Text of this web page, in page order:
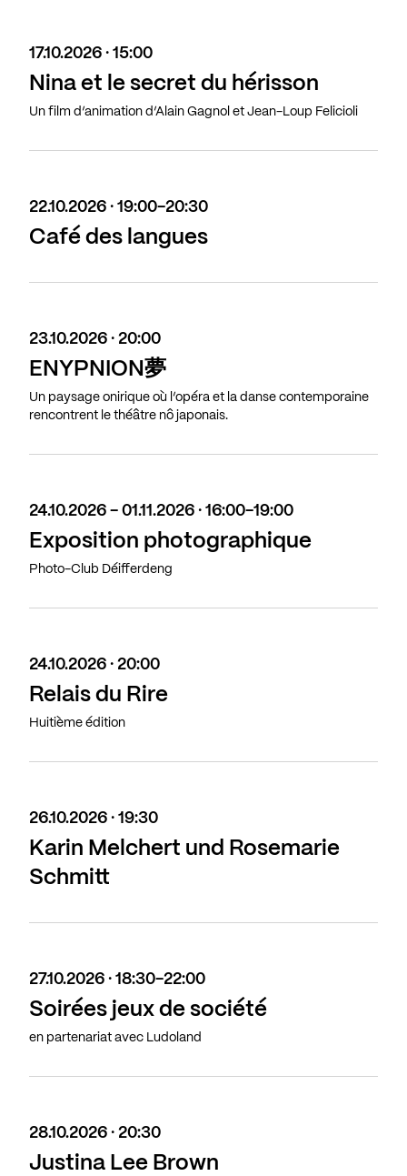
17.10.2026 · 15:00
Nina et le secret du hérisson
Un film d’animation d’Alain Gagnol et Jean-Loup Felicioli
22.10.2026 · 19:00-20:30
Café des langues
23.10.2026 · 20:00
ENYPNION夢
Un paysage onirique où l’opéra et la danse contemporaine
rencontrent le théâtre nô japonais.
24.10.2026 - 01.11.2026 · 16:00-19:00
Exposition photographique
Photo-Club Déifferdeng
24.10.2026 · 20:00
Relais du Rire
Huitième édition
26.10.2026 · 19:30
Karin Melchert und Rosemarie
Schmitt
27.10.2026 · 18:30-22:00
Soirées jeux de société
en partenariat avec Ludoland
28.10.2026 · 20:30
Justina Lee Brown